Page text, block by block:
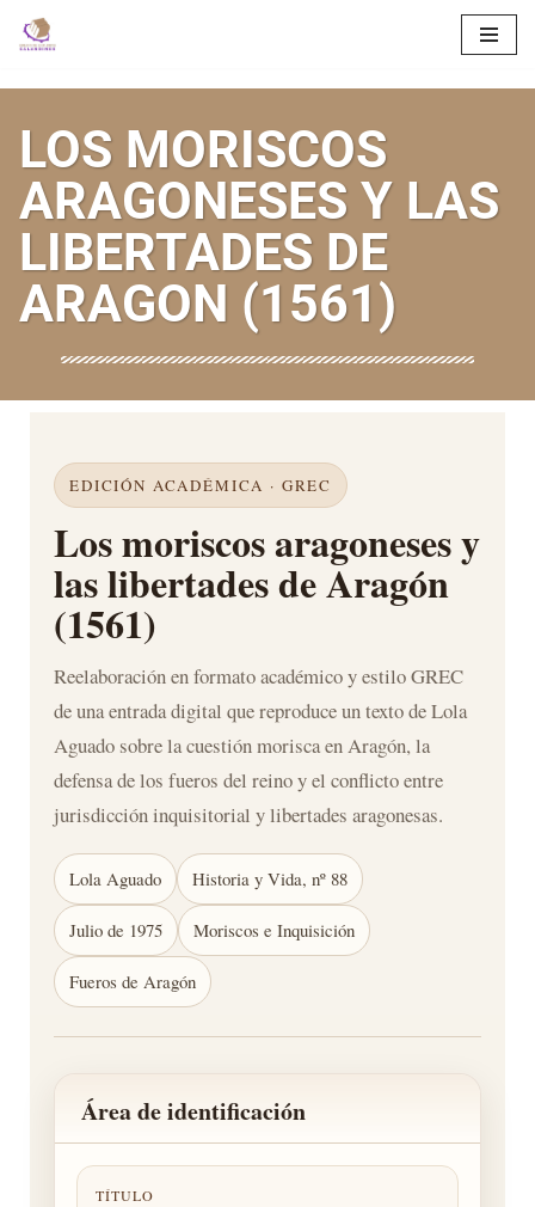
contenido
LOS MORISCOS
ARAGONESES Y LAS
LIBERTADES DE
ARAGON (1561)
EDICIÓN ACADÉMICA · GREC
Los moriscos aragoneses y
las libertades de Aragón
(1561)
Reelaboración en formato académico y estilo GREC
de una entrada digital que reproduce un texto de Lola
Aguado sobre la cuestión morisca en Aragón, la
defensa de los fueros del reino y el conflicto entre
jurisdicción inquisitorial y libertades aragonesas.
Lola Aguado Historia y Vida, nº 88
Julio de 1975 Moriscos e Inquisición
Fueros de Aragón
Área de identificación
TÍTULO